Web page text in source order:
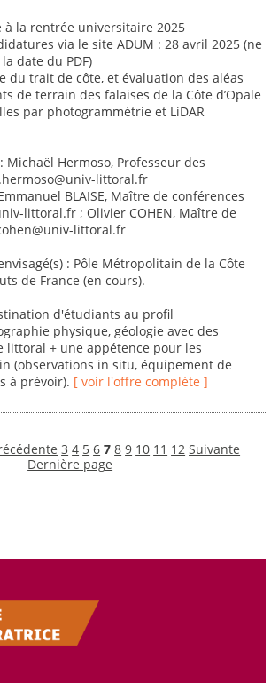
à la rentrée universitaire 2025
via le site ADUM : 28 avril 2025 (ne
date du PDF)
du trait de côte, et évaluation des aléas
de terrain des falaises de la Côte d’Opale
par photogrammétrie et LiDAR
Hermoso, Professeur des
littoral.fr
BLAISE, Maître de conférences
littoral.fr ; Olivier COHEN, Maître de
littoral.fr
: Pôle Métropolitain de la Côte
de France (en cours).
d'étudiants au profil
physique, géologie avec des
littoral + une appétence pour les
(observations in situ, équipement de
à prévoir). [ voir l'offre complète ]
3 4 5 6 7 8 9 10 11 12 Suivante
Dernière page